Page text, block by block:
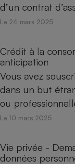
d’un contrat
Le 24 mars 2025
Crédit à la
anticipation
Vous avez
dans un but
ou
Le 10 mars 2025
Vie privée -
données